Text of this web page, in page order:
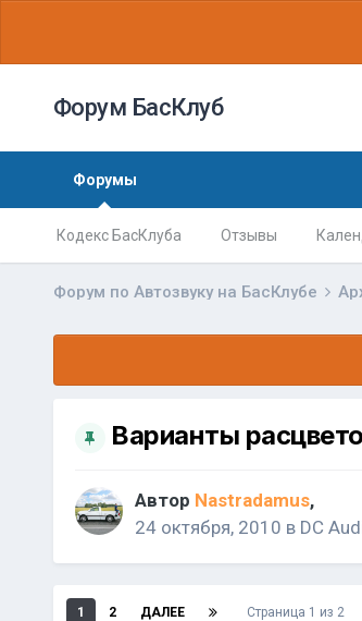
Форум БасКлуб
Форумы
Кодекс БасКлуба Отзывы
Форум по Автозвуку на БасКлубе
Варианты
Автор Nastradamus,
24 октября, 2010 в DC
1 2 ДАЛЕЕ Страница 1 из 2